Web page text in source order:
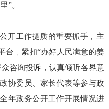
”。
开工作提质的重要抓手，主
台，紧扣“办好人民满意的姜
咨询投诉，认真倾听各界意
协委员、家长代表等参与政
年政务公开工作开展情况进